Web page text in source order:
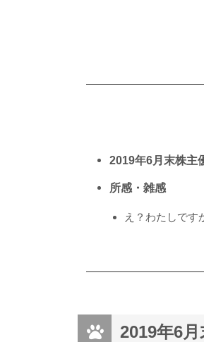
2019年6月末株主
所感・雑感
え？わたしです
2019年6